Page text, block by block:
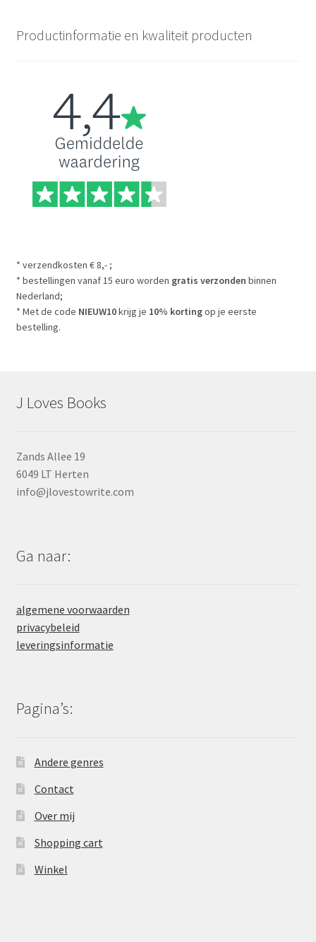
Productinformatie en kwaliteit producten
* verzendkosten € 8,- ;
* bestellingen vanaf 15 euro worden gratis verzonden binnen
Nederland;
* Met de code NIEUW10krijg je 10% kortingop je eerste
bestelling.
J Loves Books
Zands Allee 19
6049 LT Herten
info@jlovestowrite.com
Ga naar:
algemene voorwaarden
privacybeleid
leveringsinformatie
Pagina’s:
Andere genres
Contact
Over mij
Shopping cart
Winkel